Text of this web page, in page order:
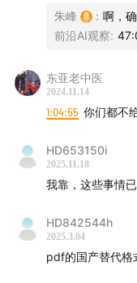
后期 / 卷圈
运营 / 卷圈，Sand
监制 / 姝琦
产品统筹 / bobo
场地支持 / 声湃轩北
【联系我们】
希望大家在听友群
来说十分重要。欢迎
dao160301，加入
朱峰 : 啊，确
前沿AI观察:
东亚老中医
2024.11.14
1:04:55 你们都不
HD653150i
2025.11.18
我靠，这些事情
HD842544h
2025.3.04
pdf的国产替代格